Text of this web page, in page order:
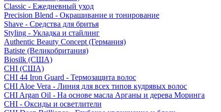
Classic - Ежедневный уход
Precision Blend - Окрашивание и тонирование
Shave - Средства для бритья
Styling - Укладка и стайлинг
Authentic Beauty Concept (Германия)
Batiste (Великобритания)
Biosilk (США)
CHI (США)
CHI 44 Iron Guard - Термозащита волос
CHI Aloe Vera - Линия для всех типов кудрявых волос
CHI Argan Oil - На основе масла Арганы и дерева Моринга
CHI - Оксиды и осветлители